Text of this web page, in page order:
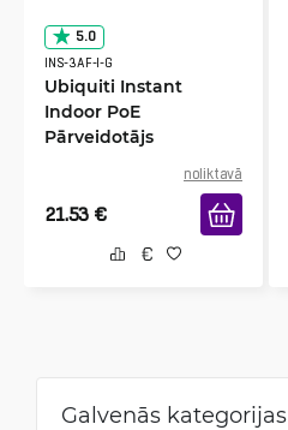
5.0
INS-3AF-I-G
Ubiquiti Instant
Indoor PoE
Pārveidotājs
noliktavā
21.53 €
Galvenās kategorijas